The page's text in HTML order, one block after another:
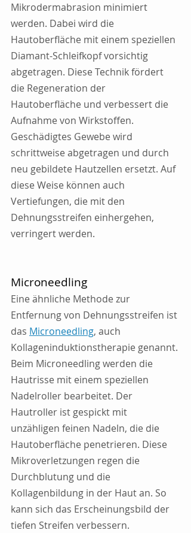
Mikrodermabrasion minimiert
werden. Dabei wird die
Hautoberfläche mit einem speziellen
Diamant-Schleifkopf vorsichtig
abgetragen. Diese Technik fördert
die Regeneration der
Hautoberfläche und verbessert die
Aufnahme von Wirkstoffen.
Geschädigtes Gewebe wird
schrittweise abgetragen und durch
neu gebildete Hautzellen ersetzt. Auf
diese Weise können auch
Vertiefungen, die mit den
Dehnungsstreifen einhergehen,
verringert werden.
Microneedling
Eine ähnliche Methode zur
Entfernung von Dehnungsstreifen ist
das Microneedling, auch
Kollageninduktionstherapie genannt.
Beim Microneedling werden die
Hautrisse mit einem speziellen
Nadelroller bearbeitet. Der
Hautroller ist gespickt mit
unzähligen feinen Nadeln, die die
Hautoberfläche penetrieren. Diese
Mikroverletzungen regen die
Durchblutung und die
Kollagenbildung in der Haut an. So
kann sich das Erscheinungsbild der
tiefen Streifen verbessern.